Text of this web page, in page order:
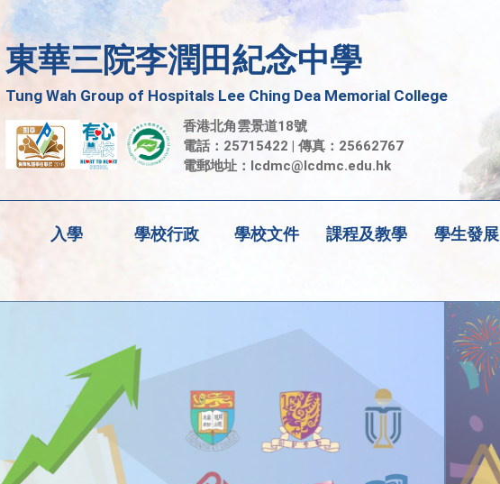
東華三院李潤田紀念中學
Tung Wah Group of Hospitals Lee Ching Dea Memorial College
香港北角雲景道18號
電話：25715422 | 傳真：25662767
電郵地址： lcdmc@lcdmc.edu.hk
入學 學校行政 學校文件 課程及教學 學生發展